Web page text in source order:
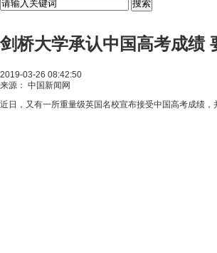
剑桥大学承认中国高考成绩
2019-03-26 08:42:50
来源： 中国新闻网
近日，又有一所重量级英国名校宣布接受中国高考成绩